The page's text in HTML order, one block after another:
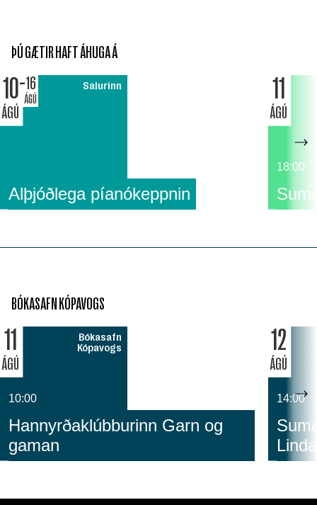
ÞÚ GÆTIR HAFT ÁHUGA Á
10
ÁGÚ
16
ÁGÚ
Salurinn
Alþjóðlega píanókeppnin
11
ÁGÚ
18:00
BÓKASAFN KÓPAVOGS
11
ÁGÚ
Bókasafn
Kópavogs
10:00
Hannyrðaklúbburinn Garn og
gaman
12
ÁGÚ
14:00